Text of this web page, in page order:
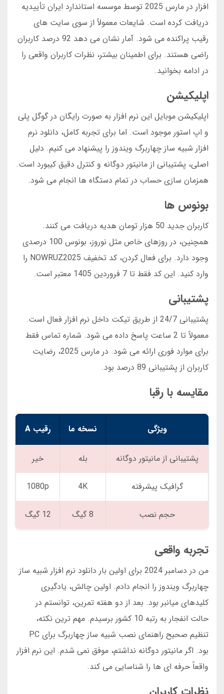
افزار در مارس 2025 توسط موسسه استاندارد ایران تأییدیه
دریافت کرده است. شایعات معمولاً از سوی سایت های
رقیب پراکنده می شود. آمار نشان می دهد 92 درصد کاربران
راضی هستند. برای اطمینان بیشتر، نظرات کاربران واقعی را
در ادامه بخوانید.
اپلیکیشن
اپلیکیشن موبایل این نرم افزار به صورت رایگان در گوگل پلی
و اپ استور موجود است. اما برای تجربه کامل، دانلود نرم
افزار شبیه ساز چهاربرگ ویندوز را پیشنهاد می کنیم. دلیل
اصلی، پشتیبانی از مانیتور دوگانه و کنترل دقیق کیبورد است.
همزمان سازی حساب در تمام دستگاه ها انجام می شود.
بونوس ها
کاربران جدید 50 هزار تومان هدیه دریافت می کنند.
همچنین، در روزهای خاص مثل نوروز، بونوس 100 درصدی
وجود دارد. برای فعال کردن، کد تخفیف NOWRUZ2025 را
وارد کنید. این کد فقط تا 7 فروردین 1405 معتبر است.
پشتیبانی
پشتیبانی 24/7 از طریق تیکت داخل نرم افزار فعال است.
معمولاً تا 2 ساعت پاسخ داده می شود. شماره تماس فقط
برای موارد فوری ارائه می شود. در مارس 2025، رضایت
کاربران از پشتیبانی 89 درصد بود.
مقایسه با رقبا
ویژگی نسخه ما رقیب A
پشتیبانی از مانیتور دوگانه بله خیر
گرافیک پیشرفته 4K
1080p
حجم نصب 8 گیگ 12 گیگ
تجربه واقعی
من در دسامبر 2024 برای اولین بار دانلود نرم افزار شبیه ساز
چهاربرگ ویندوز را انجام دادم. اولین چالش، یادگیری
کلیدهای میانبر بود. بعد از دو هفته تمرین، توانستم در
حالت انفجار به رتبه 10 کشور برسیدم. مهم ترین نکته،
تنظیم صحیح راهنمای نصب شبیه ساز چهاربرگ برای PC
بود. اگر مانیتور دوگانه نداشتم، موفق نمی شدم. این نرم افزار
واقعاً حرفه ای ها را شناسایی می کند.